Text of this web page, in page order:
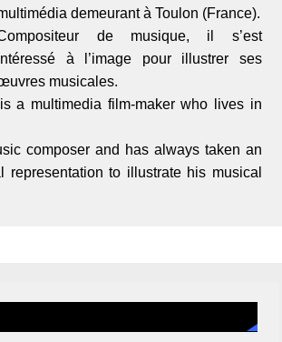
demeurant à Toulon (France).
de musique, il s’est
à l’image pour illustrer ses
musicales.
a multimedia film-maker who lives in
composer and has always taken an
representation to illustrate his musical